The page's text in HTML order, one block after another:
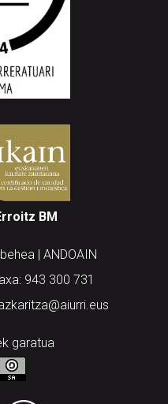
BM
| ANDOAIN
943 300 731
garatua